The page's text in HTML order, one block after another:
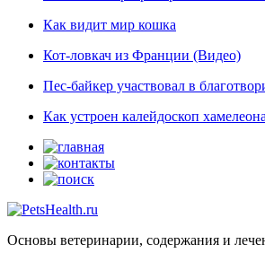
Как видит мир кошка
Кот-ловкач из Франции (Видео)
Пес-байкер участвовал в
Как устроен калейдоскоп хамелеона
Основы ветеринарии, содержания и